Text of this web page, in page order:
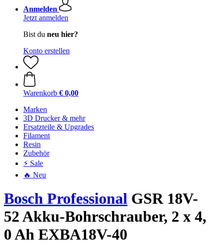
Anmelden
Jetzt anmelden
Bist du neu hier?
Konto erstellen
Warenkorb € 0,00
Marken
3D Drucker & mehr
Ersatzteile & Upgrades
Filament
Resin
Zubehör
⚡ Sale
🔥 Neu
Bosch Professional GSR 18V-
52 Akku-Bohrschrauber, 2 x 4,
0 Ah EXBA18V-40